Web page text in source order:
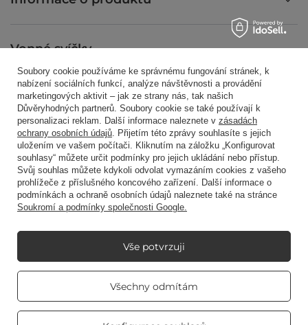
Vonné svíčky
Zkratkou
Blog
Tarnowska 23/2 , 61-323
V obchodě uvádíme netto ceny (bez DPH).
Soubory cookie používáme ke správnému fungování stránek, k
nabízení sociálních funkcí, analýze návštěvnosti a provádění
marketingových aktivit – jak ze strany nás, tak našich
Důvěryhodných partnerů. Soubory cookie se také používají k
personalizaci reklam. Další informace naleznete v zásadách
ochrany osobních údajů. Přijetím této zprávy souhlasíte s jejich
uložením ve vašem počítači. Kliknutím na záložku „Konfigurovat
souhlasy“ můžete určit podmínky pro jejich ukládání nebo přístup.
Svůj souhlas můžete kdykoli odvolat vymazáním cookies z vašeho
prohlížeče z příslušného koncového zařízení. Další informace o
podmínkách a ochraně osobních údajů naleznete také na stránce
Soukromí a podmínky společnosti Google.
Všechny odmítám
Vše potvrzuji